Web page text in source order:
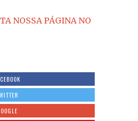
NOSSA PÁGINA NO